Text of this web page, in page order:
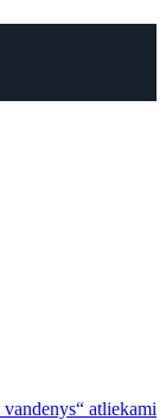
atliekami